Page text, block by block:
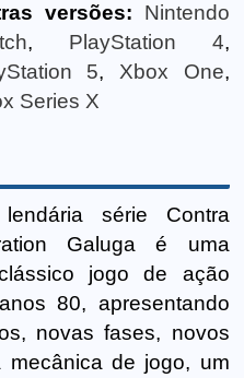
versões:
Nintendo
, PlayStation 4,
5, Xbox One,
Series X
série Contra
Galuga é uma
jogo de ação
80, apresentando
novas fases, novos
mecânica de jogo, um